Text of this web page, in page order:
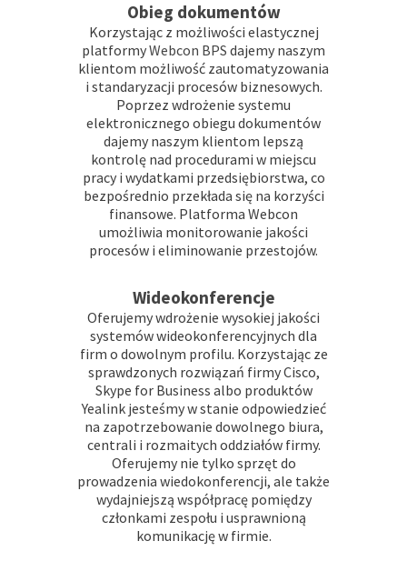
Obieg dokumentów
Korzystając z możliwości elastycznej
platformyWebcon BPS dajemy naszym
klientom możliwość zautomatyzowania
i standaryzacji procesów biznesowych.
Poprzez wdrożenie systemu
elektronicznego obiegu dokumentów
dajemy naszym klientom lepszą
kontrolę nad procedurami w miejscu
pracy i wydatkami przedsiębiorstwa, co
bezpośrednio przekłada się na korzyści
finansowe. Platforma Webcon
umożliwia monitorowanie jakości
procesów i eliminowanie przestojów.
Wideokonferencje
Oferujemy wdrożenie wysokiej jakości
systemów wideokonferencyjnych dla
firm o dowolnym profilu. Korzystając ze
sprawdzonych rozwiązań firmy Cisco,
Skype for Business albo produktów
Yealink jesteśmy w stanie odpowiedzieć
na zapotrzebowanie dowolnego biura,
centrali i rozmaitych oddziałów firmy.
Oferujemy nie tylko sprzęt do
prowadzenia wiedokonferencji, ale także
wydajniejszą współpracę pomiędzy
członkami zespołu i usprawnioną
komunikację w firmie.